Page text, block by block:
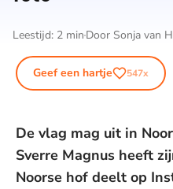
Leestijd: 2 min Door Sonja van
Geef een hartje 547x
De vlag mag uit in
Sverre Magnus heeft
Noorse hof deelt op